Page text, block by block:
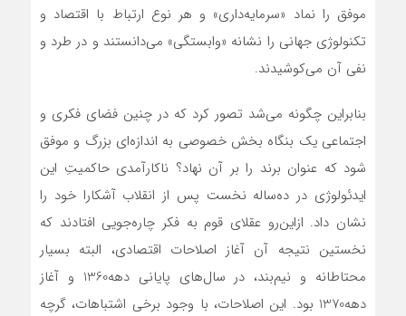
موفق را نماد «سرمایه‌داری» و هر نوع ارتباط با اقتصاد و
تکنولوژی جهانی را نشانه «وابستگی» می‌دانستند و در طرد و
نفی آن می‌کوشیدند.
بنابراین چگونه می‌شد تصور کرد که در چنین فضای فکری و
اجتماعی یک بنگاه بخش خصوصی به اندازه‌ای بزرگ و موفق
شود که عنوان برند را بر آن نهاد؟ ناکارآمدی حاکمیتِ این
ایدئولوژی در ده‌ساله نخست پس از انقلاب آشکارا خود را
نشان داد. ازاین‌رو عقلای قوم به فکر چاره‌جویی افتادند که
نخستین نتیجه آن آغاز اصلاحات اقتصادی، البته بسیار
محتاطانه و نیم‌بند، در سال‌های پایانی دهه1360 و آغاز
دهه1370 بود. این اصلاحات، با وجود برخی اشتباهات، گرچه